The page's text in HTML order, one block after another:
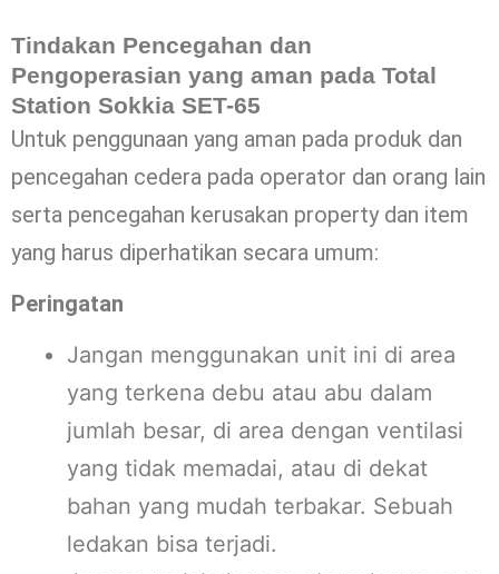
Tindakan Pencegahan dan
Pengoperasian yang aman pada Total
Station Sokkia SET-65
Untuk penggunaan yang aman pada produk dan
pencegahan cedera pada operator dan orang lain
serta pencegahan kerusakan property dan item
yang harus diperhatikan secara umum:
Peringatan
Jangan menggunakan unit ini di area
yang terkena debu atau abu dalam
jumlah besar, di area dengan ventilasi
yang tidak memadai, atau di dekat
bahan yang mudah terbakar. Sebuah
ledakan bisa terjadi.